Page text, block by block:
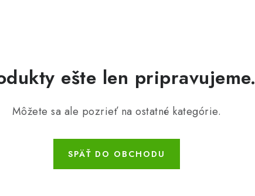
ešte len pripravujeme.
Môžete sa ale pozrieť na ostatné kategórie.
SPÄŤ DO OBCHODU